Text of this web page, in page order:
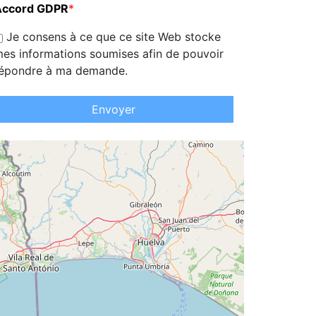
GDPR*
Je consens à ce que ce site Web stocke
informations soumises afin de pouvoir
à ma demande.
Envoyer